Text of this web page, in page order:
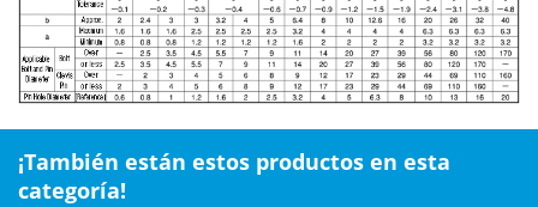
¡También están estos productos en esta
categoría!